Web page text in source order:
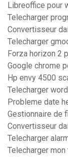
Libreoffice pour
Telecharger
Convertisseur
Telecharger
Forza horizon 2
Google chrome
Hp envy 4500
Telecharger
Probleme date
Gestionnaire de
Convertisseur
Telecharger